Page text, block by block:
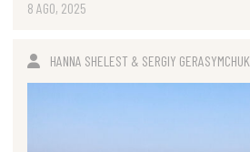
8 AGO, 2025
HANNA SHELEST & SERGIY GERASYMCHUK